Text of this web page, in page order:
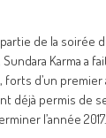
de la soirée
Sundara Karma a
forts d’un
déjà permis de
l’année 2017.